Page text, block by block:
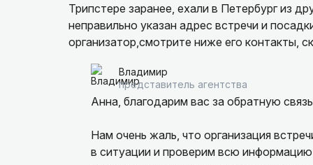
Трипстере заранее, ехали в Петербург из
неправильно указан адрес встречи и
организатор,смотрите ниже его контакты,
взяла трубку явно не выспавшаяся
другой и время другое, такой марафон на
куча нервов, слез и раздражения не стоит
Владимир
представитель агентства
Анна, благодарим вас за обратную
Нам очень жаль, что организация
в ситуации и проверим всю